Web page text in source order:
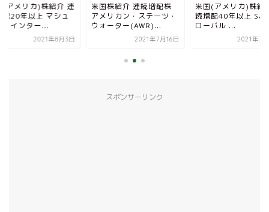
(アメリカ)株紹介 連
配20年以上 マシュ
・インター...
2021年8月3日
米国株紹介 連続増配株
アメリカン・ステーツ・
ウォーター(AWR)...
2021年7月16日
米国(アメリカ)株紹
続増配40年以上
ローバル ...
2021年7
スポンサーリンク